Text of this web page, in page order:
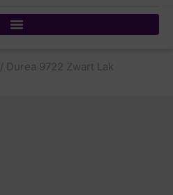
/ Durea 9722 Zwart Lak